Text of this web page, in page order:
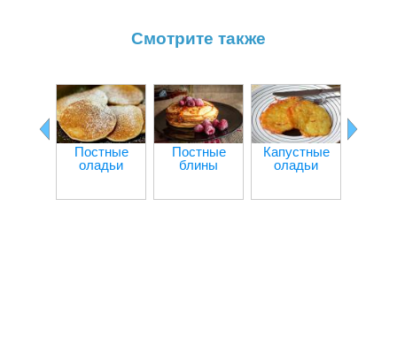
Смотрите также
Постные
оладьи
Постные
блины
Капустные
оладьи